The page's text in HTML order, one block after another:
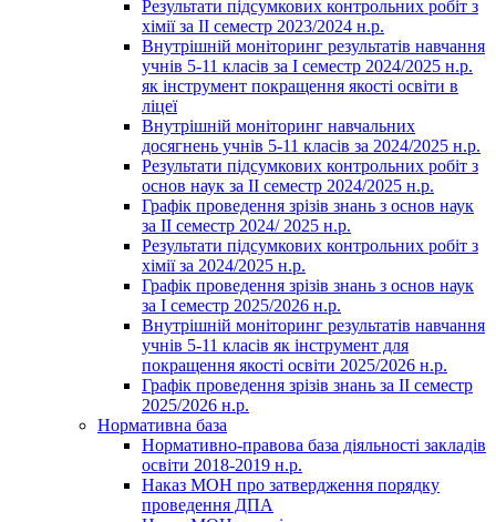
Результати підсумкових контрольних робіт з
хімії за ІІ семестр 2023/2024 н.р.
Внутрішній моніторинг результатів навчання
учнів 5-11 класів за І семестр 2024/2025 н.р.
як інструмент покращення якості освіти в
ліцеї
Внутрішній моніторинг навчальних
досягнень учнів 5-11 класів за 2024/2025 н.р.
Результати підсумкових контрольних робіт з
основ наук за ІІ семестр 2024/2025 н.р.
Графік проведення зрізів знань з основ наук
за ІІ семестр 2024/ 2025 н.р.
Результати підсумкових контрольних робіт з
хімії за 2024/2025 н.р.
Графік проведення зрізів знань з основ наук
за І семестр 2025/2026 н.р.
Внутрішній моніторинг результатів навчання
учнів 5-11 класів як інструмент для
покращення якості освіти 2025/2026 н.р.
Графік проведення зрізів знань за ІІ семестр
2025/2026 н.р.
Нормативна база
Нормативно-правова база діяльності закладів
освіти 2018-2019 н.р.
Наказ МОН про затвердження порядку
проведення ДПА